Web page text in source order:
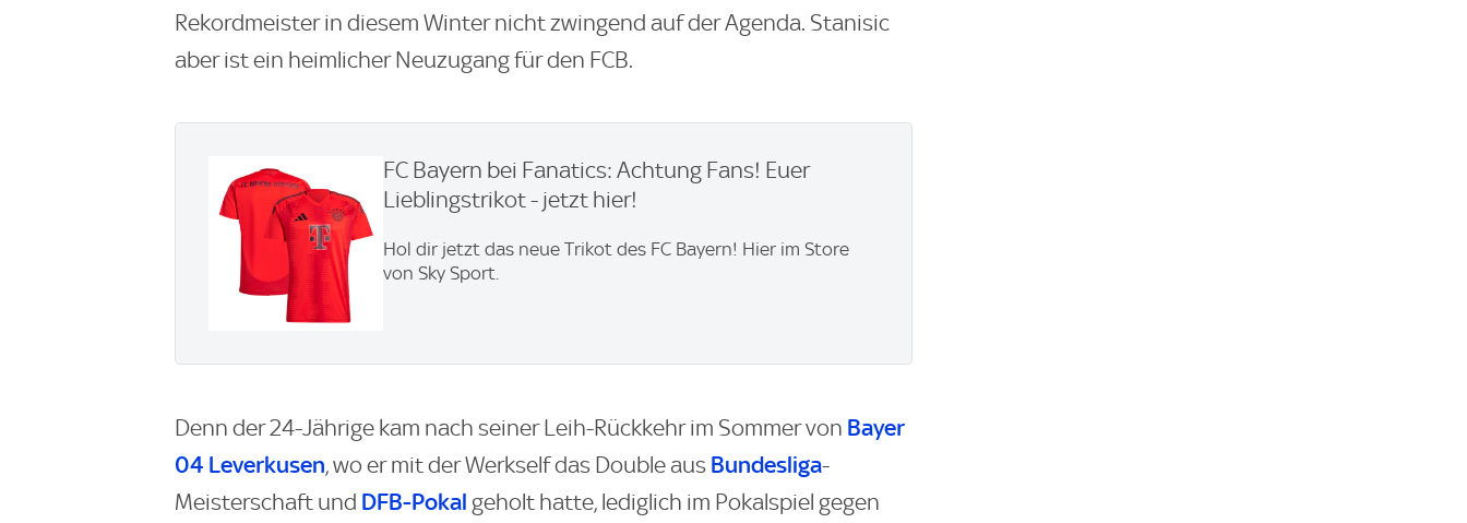
Rekordmeister in diesem Winter nicht zwingend auf der Agenda. Stanisic
aber ist ein heimlicher Neuzugang für den FCB.
FC Bayern bei Fanatics: Achtung Fans! Euer
Lieblingstrikot - jetzt hier!
Hol dir jetzt das neue Trikot des FC Bayern! Hier im Store
von Sky Sport.
Denn der 24-Jährige kam nach seiner Leih-Rückkehr im Sommer von Bayer
04 Leverkusen, wo er mit der Werkself das Double aus Bundesliga-
Meisterschaft und DFB-Pokal geholt hatte, lediglich im Pokalspiel gegen